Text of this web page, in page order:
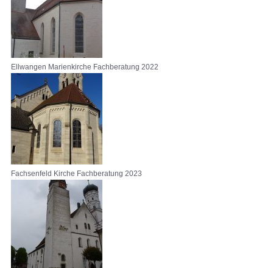
Ellwangen Marienkirche Fachberatung 2022
Fachsenfeld Kirche Fachberatung 2023